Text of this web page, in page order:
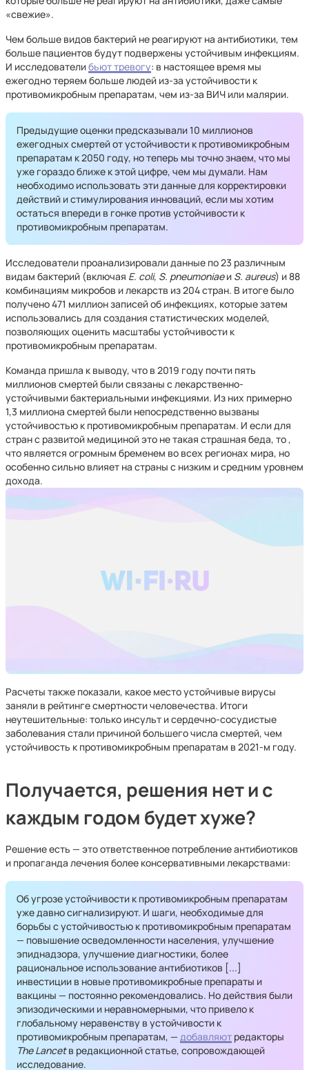
«свежие».
Чем больше видов бактерий не реагируют на антибиотики, тем
больше пациентов будут подвержены устойчивым инфекциям.
И исследователибьют тревогу: в настоящее время мы
ежегодно теряем больше людей из-за устойчивости к
противомикробным препаратам, чем из-за ВИЧ или малярии.
Предыдущие оценки предсказывали 10 миллионов
ежегодных смертей от устойчивости к противомикробным
препаратам к 2050 году, но теперь мы точно знаем, что мы
уже гораздо ближе к этой цифре, чем мы думали. Нам
необходимо использовать эти данные для корректировки
действий и стимулирования инноваций, если мы хотим
остаться впереди в гонке против устойчивости к
противомикробным препаратам.
Исследователи проанализировали данные по 23 различным
видам бактерий (включая E. coli, S. pneumoniaeи S. aureus) и 88
комбинациям микробов и лекарств из 204 стран. В итоге было
получено 471 миллион записей об инфекциях, которые затем
использовались для создания статистических моделей,
позволяющих оценить масштабы устойчивости к
противомикробным препаратам.
Команда пришла к выводу, что в 2019 году почти пять
миллионов смертей были связаны с лекарственно-
устойчивыми бактериальными инфекциями. Из них примерно
1,3 миллиона смертей были непосредственно вызваны
устойчивостью к противомикробным препаратам. И если для
стран с развитой медициной это не такая страшная беда, то ,
что является огромным бременем во всех регионах мира, но
особенно сильно влияет на страны с низким и средним уровнем
дохода.
Расчеты также показали, какое место устойчивые вирусы
заняли в рейтинге смертности человечества. Итоги
неутешительные: только инсульт и сердечно-сосудистые
заболевания стали причиной большего числа смертей, чем
устойчивость к противомикробным препаратам в 2021-м году.
Получается, решения нет и с
каждым годом будет хуже?
Решение есть — это ответственное потребление антибиотиков
и пропаганда лечения более консервативными лекарствами:
Об угрозе устойчивости к противомикробным препаратам
уже давно сигнализируют. И шаги, необходимые для
борьбы с устойчивостью к противомикробным препаратам
— повышение осведомленности населения, улучшение
эпиднадзора, улучшение диагностики, более
рациональное использование антибиотиков [...]
инвестиции в новые противомикробные препараты и
вакцины — постоянно рекомендовались. Но действия были
эпизодическими и неравномерными, что привело к
глобальному неравенству в устойчивости к
противомикробным препаратам, — добавляют редакторы
The Lancetв редакционной статье, сопровождающей
исследование.